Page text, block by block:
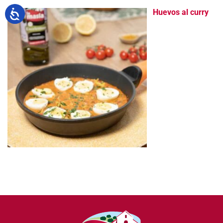
Huevos al curry